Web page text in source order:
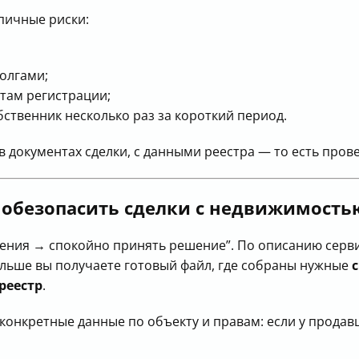
риски:
регистрации;
несколько раз за короткий период.
документах сделки, с данными реестра — то есть
сделки с
→ спокойно принять решение”. По описанию
вы получаете готовый файл, где собраны нужные
.
данные по объекту и правам: если у